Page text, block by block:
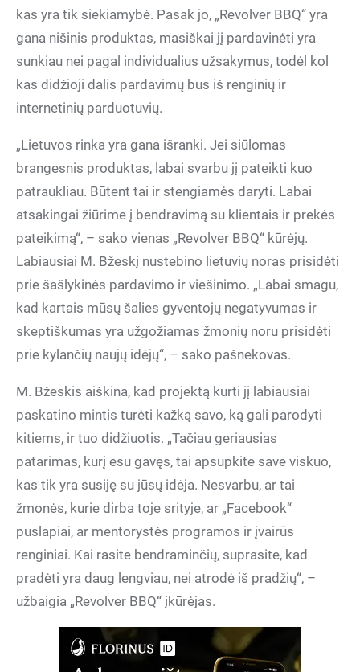
kas yra tik siekiamybė. Pasak jo, „Revolver BBQ“ yra
gana nišinis produktas, masiškai jį pardavinėti yra
sunkiau nei pagal individualius užsakymus, todėl kol
kas didžioji dalis pardavimų bus iš renginių ir
internetinių parduotuvių.
„Lietuvos rinka yra gana išranki. Jei siūlomas
brangesnis produktas, labai svarbu jį pateikti kuo
patraukliau. Būtent tai ir stengiamės daryti. Labai
atsakingai žiūrime į bendravimą su klientais ir prekės
pateikimą“, – sako vienas „Revolver BBQ“ kūrėjų.
Labiausiai M. Bžeskį nustebino lietuvių noras prisidėti
prie šašlykinės pardavimo ir viešinimo. „Labai smagu,
kad kartais mūsų šalies gyventojų negatyvumas ir
skeptiškumas yra užgožiamas žmonių noru prisidėti
prie kylančių naujų idėjų“, – sako pašnekovas.
M. Bžeskis aiškina, kad projektą kurti jį labiausiai
paskatino mintis turėti kažką savo, ką gali parodyti
kitiems, ir tuo didžiuotis. „Tačiau geriausias
patarimas, kurį esu gavęs, tai apsupkite save viskuo,
kas tik yra susiję su jūsų idėja. Nesvarbu, ar tai
žmonės, kurie dirba toje srityje, ar „Facebook“
puslapiai, ar mentorystės programos ir įvairūs
renginiai. Kai rasite bendraminčių, suprasite, kad
pradėti yra daug lengviau, nei atrodė iš pradžių“, –
užbaigia „Revolver BBQ“ įkūrėjas.